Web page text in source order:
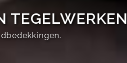
TEGELWERKEN